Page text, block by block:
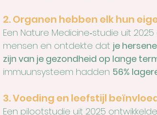
2. Organen hebben elk hun
Een Nature Medicine‑studie uit
mensen en ontdekte dat je
zijn van je gezondheid op lange
immuunsysteem hadden 56%
3. Voeding en leefstijl
Een pilootstudie uit 2025